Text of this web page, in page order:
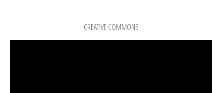
CREATIVE COMMONS